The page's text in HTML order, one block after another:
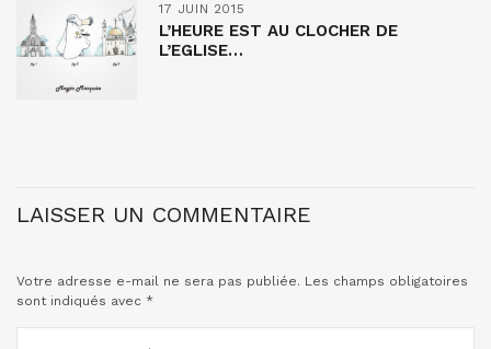
17 JUIN 2015
L’HEURE EST AU CLOCHER DE
L’EGLISE…
LAISSER UN COMMENTAIRE
Votre adresse e-mail ne sera pas publiée. Les champs obligatoires
sont indiqués avec *